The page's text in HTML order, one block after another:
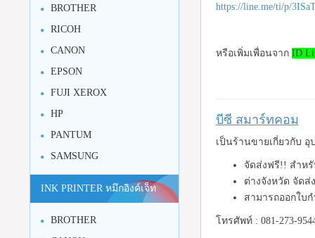
https://line.me/ti/p/
หรือเพิ่มเพื่อนจาก ID
บีซี สมาร์ทคอม
เป็นร้านขายเกี่ยวกับ
จัดส่งฟรี!! สำห
ต่างจังหวัด จัดส่
สามารถออกใบ
โทรศัพท์ : 081-273-
BROTHER
RICOH
CANON
EPSON
FUJI XEROX
HP
PANTUM
SAMSUNG
INK PRINTER หมึกอิงค์เจ็ท
BROTHER